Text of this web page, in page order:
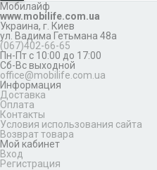
Мобилайф
www.mobilife.com.ua
Украина, г. Киев
ул. Вадима Гетьмана 48а
(067)402-66-65
Пн-Пт с 10:00 до 17:00
Сб-Вс выходной
office@mobilife.com.ua
Информация
Доставка
Оплата
Контакты
Условия использования сайта
Возврат товара
Мой кабинет
Вход
Регистрация